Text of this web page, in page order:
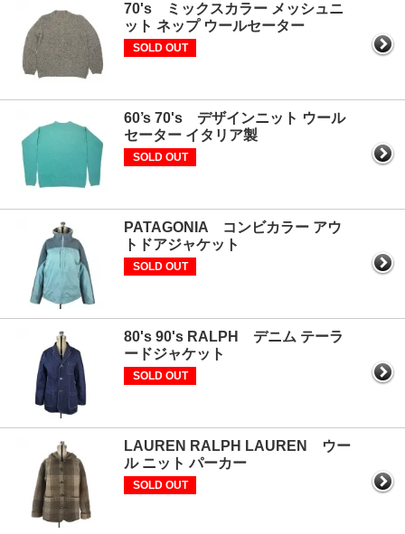
70's ミックスカラー メッシュニ
ット ネップ ウールセーター
SOLD OUT
60’s 70's デザインニット ウール
セーター イタリア製
SOLD OUT
PATAGONIA コンビカラー アウ
トドアジャケット
SOLD OUT
80's 90's RALPH デニム テーラ
ードジャケット
SOLD OUT
LAUREN RALPH LAUREN ウー
ル ニット パーカー
SOLD OUT